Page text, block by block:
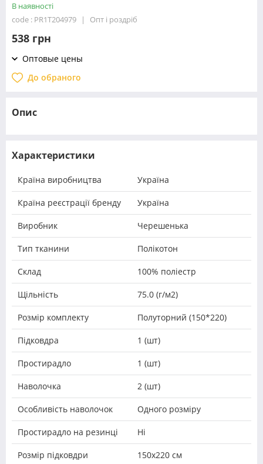
В наявності
code : PR1T204979
Опт і роздріб
538 грн
Оптовые цены
До обраного
Опис
Характеристики
Країна виробництва Україна
Країна реєстрації бренду Україна
Виробник Черешенька
Тип тканини Полікотон
Склад 100% поліестр
Щільність 75.0 (г/м2)
Розмір комплекту Полуторний (150*220)
Підковдра 1 (шт)
Простирадло 1 (шт)
Наволочка 2 (шт)
Особливість наволочок Одного розміру
Простирадло на резинці Ні
Розмір підковдри 150х220 см